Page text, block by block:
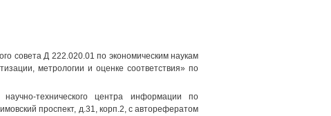
совета Д 222.020.01 по экономическим наукам
метрологии и оценке соответствия» по
технического центра информации по
проспект, д.31, корп.2, с авторефератом